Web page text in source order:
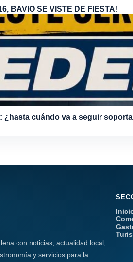
BAVIO SE VISTE DE FIESTA!
¿hasta cuándo va a seguir
con noticias, actualidad local,
y servicios para la